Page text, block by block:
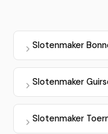
Slotenmaker
Slotenmaker
Slotenmaker